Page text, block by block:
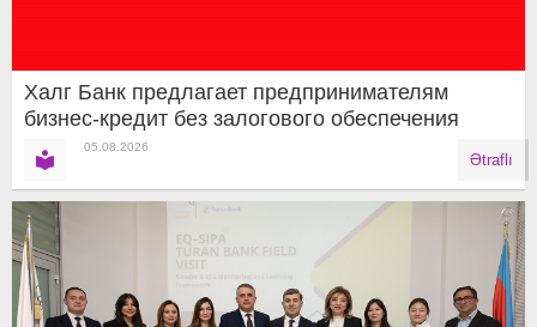
Халг Банк предлагает предпринимателям
бизнес-кредит без залогового обеспечения
05.08.2026
Ətraflı